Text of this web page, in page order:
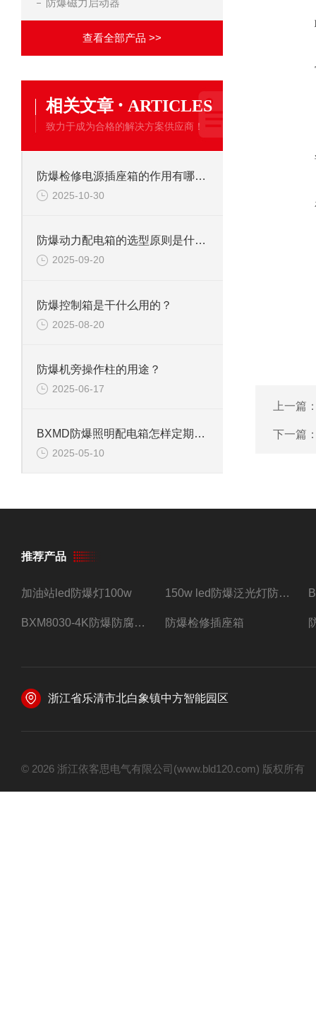
防爆磁力启动器
查看全部产品 >>
相关文章 · ARTICLES
致力于成为合格的解决方案供应商！
防爆检修电源插座箱的作用有哪些？
2025-10-30
防爆动力配电箱的选型原则是什么?
2025-09-20
防爆控制箱是干什么用的？
2025-08-20
防爆机旁操作柱的用途？
2025-06-17
BXMD防爆照明配电箱怎样定期维护保养？
2025-05-10
上一篇
下一篇
推荐产品
加油站led防爆灯100w 150w led防爆泛光灯防水防尘防爆三防灯
BXM8030-4K防爆防腐照明配电箱四路带总开关 防爆检修插座箱
浙江省乐清市北白象镇中方智能园区
© 2026 浙江依客思电气有限公司(www.bld120.com) 版权所有